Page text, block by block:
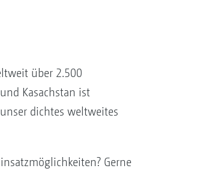
über 2.500
Kasachstan ist
dichtes weltweites
Gerne